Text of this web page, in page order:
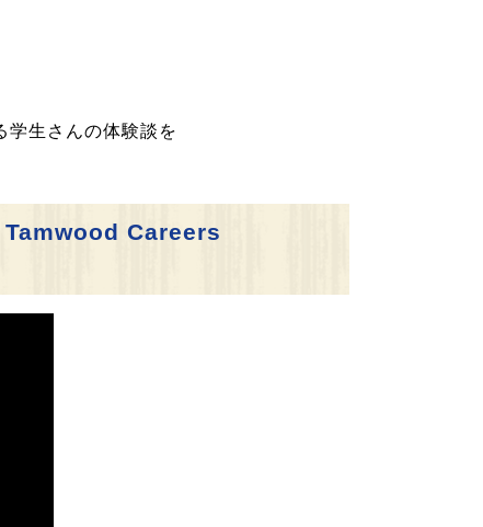
学生さんの体験談を
Tamwood Careers